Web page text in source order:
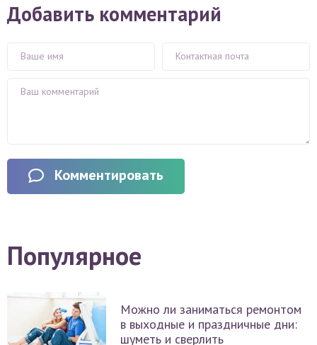
Добавить комментарий
Комментировать
Популярное
Можно ли заниматься ремонтом
в выходные и праздничные дни:
шуметь и сверлить